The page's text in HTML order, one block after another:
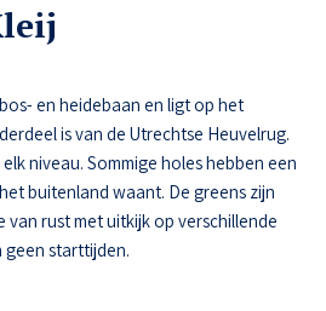
en heidebaan en ligt op het
is van de Utrechtse Heuvelrug.
niveau. Sommige holes hebben een
buitenland waant. De greens zijn
van rust met uitkijk op verschillende
geen starttijden.